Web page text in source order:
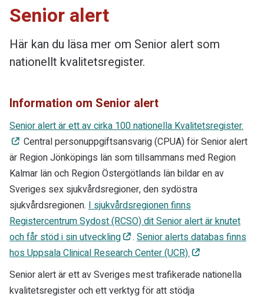
Senior alert
Här kan du läsa mer om Senior alert som
nationellt kvalitetsregister.
Information om Senior alert
Senior alert är ett av cirka 100 nationella Kvalitetsregister.
Central personuppgiftsansvarig (CPUA) för Senior alert
är Region Jönköpings län som tillsammans med Region
Kalmar län och Region Östergötlands län bildar en av
Sveriges sex sjukvårdsregioner, den sydöstra
sjukvårdsregionen. I sjukvårdsregionen finns
Registercentrum Sydost (RCSO) dit Senior alert är knutet
och får stöd i sin utveckling
. Senior alerts databas finns
hos Uppsala Clinical Research Center (UCR).
Senior alert är ett av Sveriges mest trafikerade nationella
kvalitetsregister och ett verktyg för att stödja